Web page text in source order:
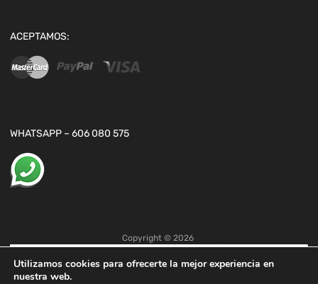
ACEPTAMOS:
WHATSAPP – 606 080 575
Copyright © 2026
Utilizamos cookies para ofrecerte la mejor experiencia en
nuestra web.